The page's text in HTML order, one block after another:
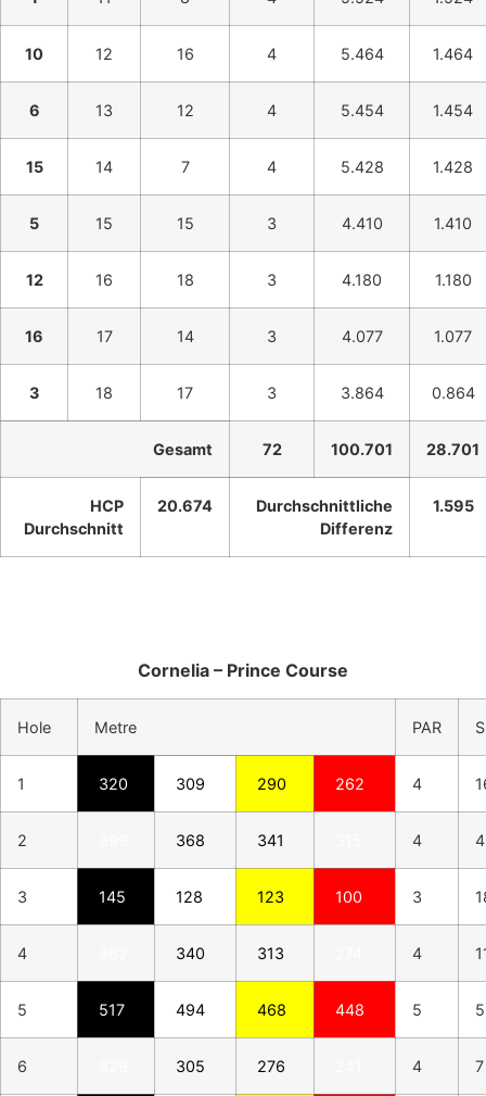
10 12 16 4 5.464 1.464
6 13 12 4 5.454 1.454
15 14 7 4 5.428 1.428
5 15 15 3 4.410 1.410
12 16 18 3 4.180 1.180
16 17 14 3 4.077 1.077
3 18 17 3 3.864 0.864
Gesamt 72 100.701 28.701
HCP
Durchschnitt
20.674
Durchschnittliche
Differenz
1.595
Cornelia – Prince Course
Hole Metre PAR
1 320 309 290 262 4
2 368 341 4 4
3 145 128 123 100 3
4 340 313 4
5 517 494 468 448 5 5
6 305 276 4 7